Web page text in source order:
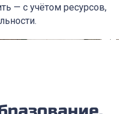
— с учётом ресурсов,